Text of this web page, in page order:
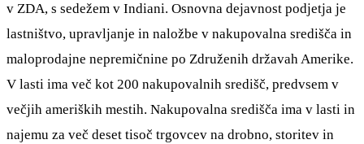
v ZDA, s sedežem v Indiani. Osnovna dejavnost podjetja je
lastništvo, upravljanje in naložbe v nakupovalna središča in
maloprodajne nepremičnine po Združenih državah Amerike.
V lasti ima več kot 200 nakupovalnih središč, predvsem v
večjih ameriških mestih. Nakupovalna središča ima v lasti in
najemu za več deset tisoč trgovcev na drobno, storitev in